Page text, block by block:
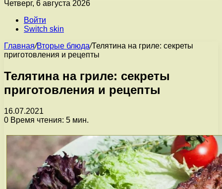
Четверг, 6 августа 2026
Войти
Switch skin
Главная/Вторые блюда/Телятина на гриле: секреты
приготовления и рецепты
Телятина на гриле: секреты
приготовления и рецепты
16.07.2021
0 Время чтения: 5 мин.